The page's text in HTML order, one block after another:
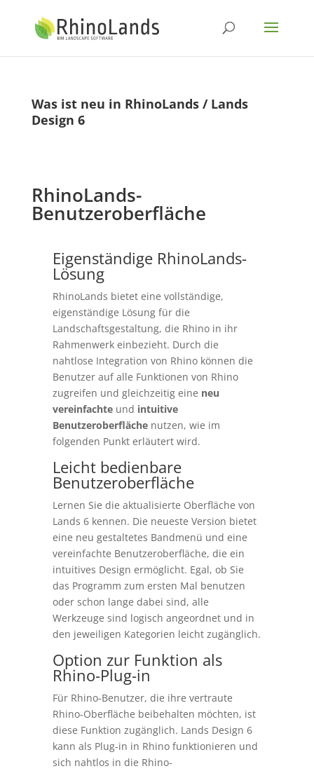
Was ist neu in RhinoLands / Lands
Design 6
RhinoLands-
Benutzeroberfläche
Eigenständige RhinoLands-
Lösung
RhinoLands bietet eine vollständige,
eigenständige Lösung für die
Landschaftsgestaltung, die Rhino in ihr
Rahmenwerk einbezieht. Durch die
nahtlose Integration von Rhino können die
Benutzer auf alle Funktionen von Rhino
zugreifen und gleichzeitig eine neu
vereinfachteund intuitive
Benutzeroberflächenutzen, wie im
folgenden Punkt erläutert wird.
Leicht bedienbare
Benutzeroberfläche
Lernen Sie die aktualisierte Oberfläche von
Lands 6 kennen. Die neueste Version bietet
eine neu gestaltetes Bandmenü und eine
vereinfachte Benutzeroberfläche, die ein
intuitives Design ermöglicht. Egal, ob Sie
das Programm zum ersten Mal benutzen
oder schon lange dabei sind, alle
Werkzeuge sind logisch angeordnet und in
den jeweiligen Kategorien leicht zugänglich.
Option zur Funktion als
Rhino-Plug-in
Für Rhino-Benutzer, die ihre vertraute
Rhino-Oberfläche beibehalten möchten, ist
diese Funktion zugänglich. Lands Design 6
kann als Plug-in in Rhino funktionieren und
sich nahtlos in die Rhino-